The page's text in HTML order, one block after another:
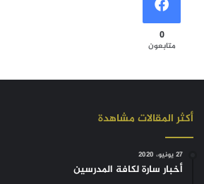
0
متابعون
أكثر المقالات مشاهدة
27 يونيو، 2020
أخبار سارة لكافة المدرسين